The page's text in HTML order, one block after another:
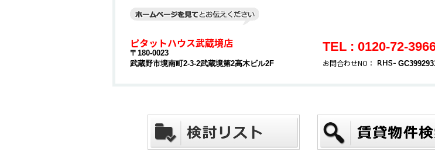
ピタットハウス武蔵境店
〒180-0023
武蔵野市境南町2-3-2武蔵境第2高木ビル2F
TEL : 0120-72-
お問合わせNO：